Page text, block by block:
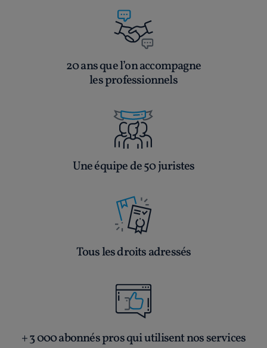
20 ans que l’on accompagne
les professionnels
Une équipe de 50 juristes
Tous les droits adressés
+ 3 000 abonnés pros qui utilisent nos services